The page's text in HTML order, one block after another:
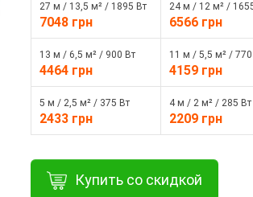
27 м / 13,5 м² / 1895 Вт
7048 грн
24 м / 12 м² /
6566 грн
13 м / 6,5 м² / 900 Вт
4464 грн
11 м / 5,5 м² / 770
4159 грн
5 м / 2,5 м² / 375 Вт
2433 грн
4 м / 2 м² / 285 Вт
2209 грн
Купить со скидкой